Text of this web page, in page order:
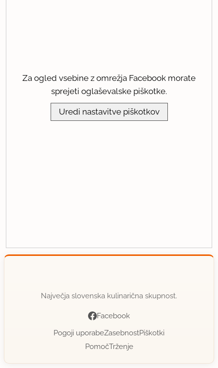
Za ogled vsebine z omrežja Facebook morate
sprejeti oglaševalske piškotke.
Uredi nastavitve piškotkov
Največja slovenska kulinarična skupnost.
Facebook
Pogoji uporabeZasebnostPiškotki
PomočTrženje